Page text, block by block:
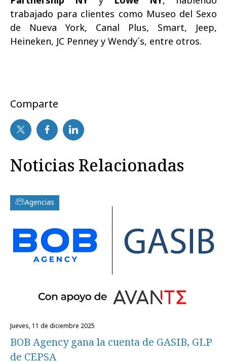
trabajado para clientes como Museo del Sexo
de Nueva York, Canal Plus, Smart, Jeep,
Heineken, JC Penney y Wendy´s, entre otros.
Comparte
Noticias Relacionadas
Agencias
jueves, 11 de diciembre 2025
BOB Agency gana la cuenta de GASIB, GLP
de CEPSA